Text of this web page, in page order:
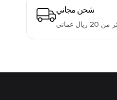
شحن مجاني
عماني